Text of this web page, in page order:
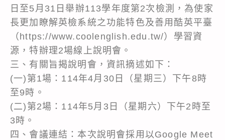
日至5月31日舉辦113學年度第2次檢測，為使家
長更加瞭解英檢系統之功能特色及善用酷英平臺
（https://www.coolenglish.edu.tw/）學習資
源，特辦理2場線上說明會。
三、有關旨揭說明會，資訊摘述如下：
(一)第1場：114年4月30日（星期三）下午8時
至9時。
(二)第2場：114年5月3日（星期六）下午2時至
3時。
四、會議連結：本次說明會採用以Google Meet